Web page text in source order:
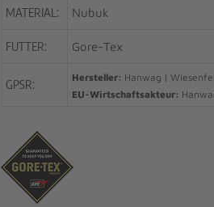
MATERIAL: Nubuk
FUTTER: Gore-Tex
GPSR: Hersteller: Hanwag |
EU-Wirtschaftsakteur: